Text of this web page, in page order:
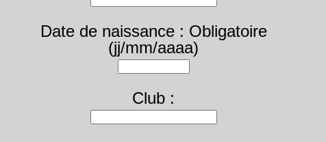
Date de naissance : Obligatoire
(jj/mm/aaaa)
Club :